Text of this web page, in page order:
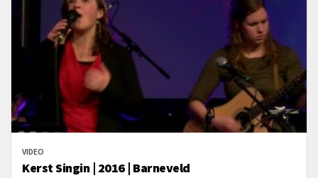
VIDEO
Kerst Singin | 2016 | Barneveld